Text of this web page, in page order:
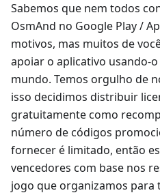
Sabemos que nem todos
OsmAnd no Google Play /
motivos, mas muitos de
apoiar o aplicativo usando-
mundo. Temos orgulho de
isso decidimos distribuir
gratuitamente como
número de códigos
fornecer é limitado, então
vencedores com base nos
jogo que organizamos